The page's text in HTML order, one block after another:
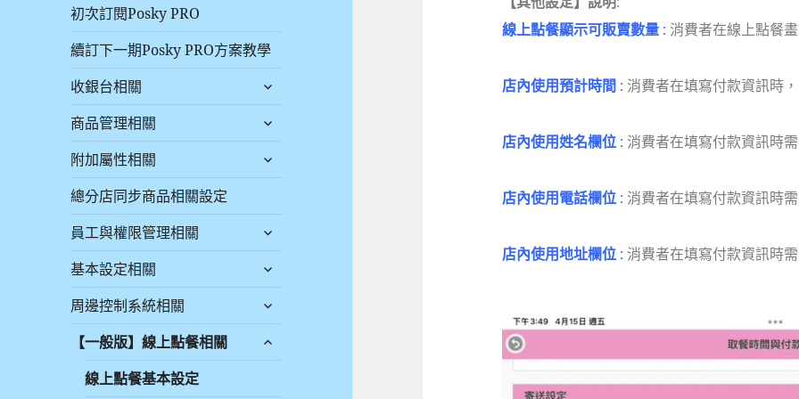
初次訂閱Posky PRO
續訂下一期Posky PRO方案教學
收銀台相關
商品管理相關
附加屬性相關
總分店同步商品相關設定
員工與權限管理相關
基本設定相關
周邊控制系統相關
【一般版】線上點餐相關
線上點餐基本設定
線上點餐顯示可販賣數量 : 消費者在線上點餐
店內使用預計時間 : 消費者在填寫付款資訊時
店內使用姓名欄位 : 消費者在填寫付款資訊時
店內使用電話欄位 : 消費者在填寫付款資訊時
店內使用地址欄位 : 消費者在填寫付款資訊時